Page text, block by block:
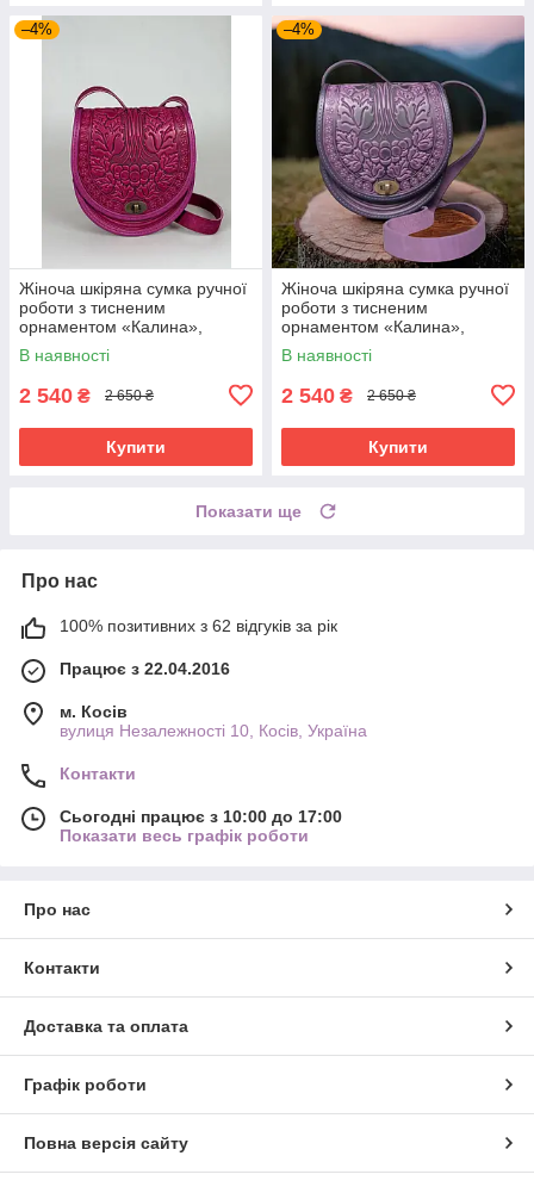
–4%
Жіноча шкіряна сумка ручної
роботи з тисненим
орнаментом «Калина»,
рожева (фуксія) сумка з
натуральної шкіри, 20*21*8
В наявності
2 540 ₴ 2 650 ₴
Купити
–4%
Жіноча шкіряна сумка ручної
роботи з тисненим
орнаментом «Калина»,
фіолетова сумка з
натуральної шкіри, 20*21*8
В наявності
2 540 ₴ 2 650 ₴
Купити
Показати ще
Про нас
100% позитивних з 62 відгуків за рік
Працює з 22.04.2016
м. Косів
вулиця Незалежності 10, Косів, Україна
Контакти
Сьогодні працює з 10:00 до 17:00
Показати весь графік роботи
Про нас
Контакти
Доставка та оплата
Графік роботи
Повна версія сайту